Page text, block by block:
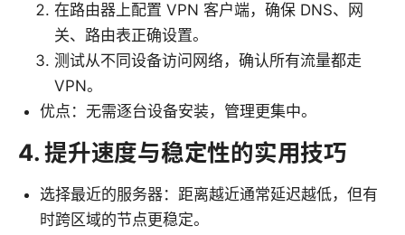
在路由器上配置 VPN 客户端，确保 DNS、网
关、路由表正确设置。
测试从不同设备访问网络，确认所有流量都走
VPN。
优点：无需逐台设备安装，管理更集中。
4. 提升速度与稳定性的实用技巧
选择最近的服务器：距离越近通常延迟越低，但有
时跨区域的节点更稳定。